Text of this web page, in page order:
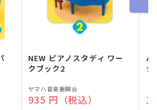
NEW ピアノスタディ ワー
クブック2
販
売
ヤマハ音楽振興会
通常価格
935 円（税込）
バ
ク
売